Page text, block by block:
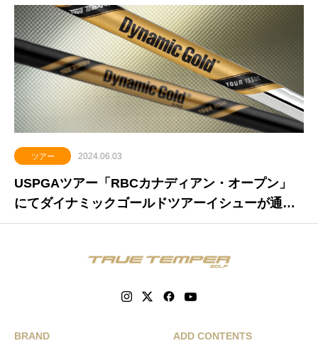
ツアー 2024.06.03
USPGAツアー「RBCカナディアン・オープン」
にてダイナミックゴールドツアーイシューが通算1
6アンダーでツアー初優勝
BRAND ADD CONTENTS